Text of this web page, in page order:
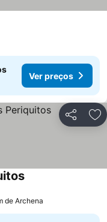
Ver preços
Partilhar
de Archena